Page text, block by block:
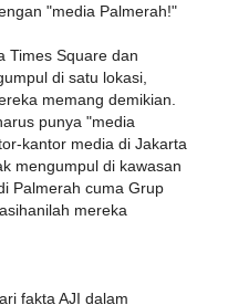
"media Palmerah!"
Times Square dan
di satu lokasi,
memang demikian.
punya "media
kantor media di Jakarta
mengumpul di kawasan
Palmerah cuma Grup
mereka
fakta AJI dalam